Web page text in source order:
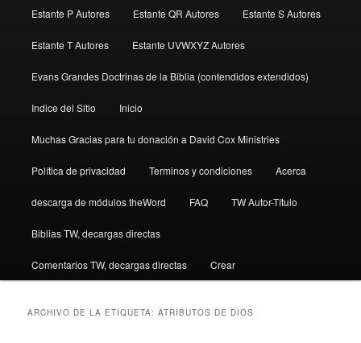
Estante P Autores Estante QR Autores Estante S Autores
Estante T Autores Estante UVWXYZ Autores
Evans Grandes Doctrinas de la Biblia (contendidos extendidos)
Indice del Sitio Inicio
Muchas Gracias para tu donación a David Cox Ministries
Política de privacidad Terminos y condiciones Acerca
descarga de módulos theWord FAQ TW Autor-Título
Biblias TW, decargas directas
Comentarios TW, decargas directas Crear
ARCHIVO DE LA ETIQUETA:ATRIBUTOS DE DIOS